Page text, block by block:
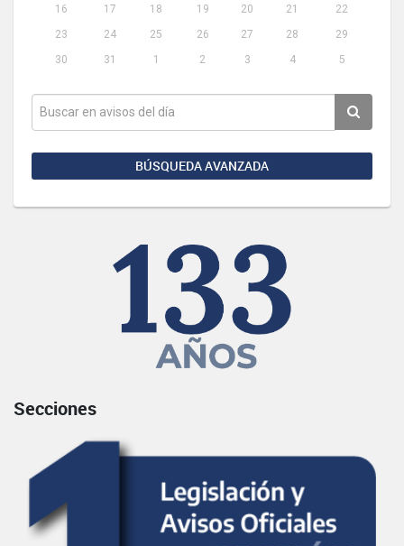
16
17 18 19 20 21
22
23
24 25 26 27 28
29
30
31 1 2 3 4 5
BÚSQUEDA AVANZADA
Secciones